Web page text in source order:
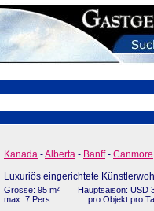
Kanada -Alberta - Banff- Canmore
Luxuriös eingerichtete
Grösse: 95 m²
max. 7 Pers.
Hauptsaison: USD
pro Objekt pro